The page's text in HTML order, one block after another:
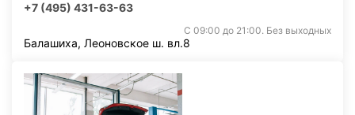
+7 (495) 431-63-63
С 09:00 до 21:00. Без выходных
Балашиха, Леоновское ш. вл.8